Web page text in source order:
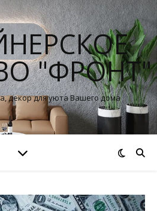
"ФРОНТ"
декор для уюта Вашего дома